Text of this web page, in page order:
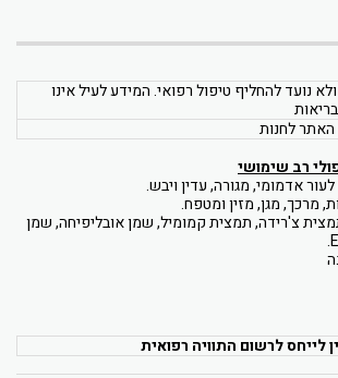
נועד להחליף טיפול רפואי. המידע לעיל אינו
האתר לחנות
רב שימושי
אדמומי, מגורה, עדין ויבש.
מרכך, מגן, מזין ומטפח.
צ'רידה, תמצית קמומיל, שמן אובליפיחה, שמן
לייחס לרשום התוויה רפואית